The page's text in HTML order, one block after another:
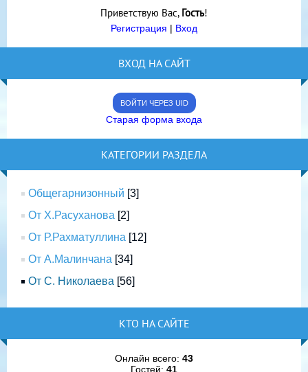
Приветствую Вас, Гость!
Регистрация | Вход
ВХОД НА САЙТ
ВОЙТИ ЧЕРЕЗ UID
Старая форма входа
КАТЕГОРИИ РАЗДЕЛА
Общегарнизонный [3]
От Х.Расуханова [2]
От Р.Рахматуллина [12]
От А.Малинчана [34]
От С. Николаева [56]
КТО НА САЙТЕ
Онлайн всего: 43
Гостей: 41